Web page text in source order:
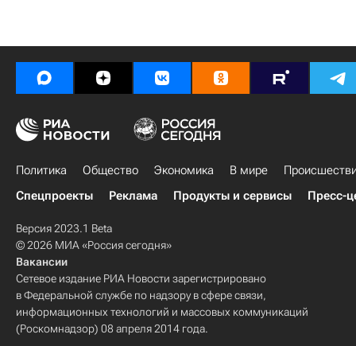
Политика Общество Экономика В мире
Спецпроекты
Реклама Продукты и сервисы Пресс-
Версия 2023.1 Beta
© 2026 МИА «Россия сегодня»
Вакансии
Сетевое издание РИА Новости зарегистрировано
в Федеральной службе по надзору в сфере связи,
информационных технологий и массовых коммуникаций
(Роскомнадзор) 08 апреля 2014 года.